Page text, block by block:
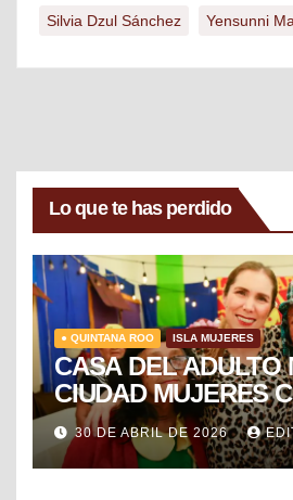
Silvia Dzul Sánchez Yensunni
Lo que te has perdido
● QUINTANA ROO ISLA MUJERES
CASA DEL ADULTO
CIUDAD MUJERES
DÍA DEL NIÑO Y LA
PUESTA EN
VECINDAD DEL
30 DE ABRIL DE 2026